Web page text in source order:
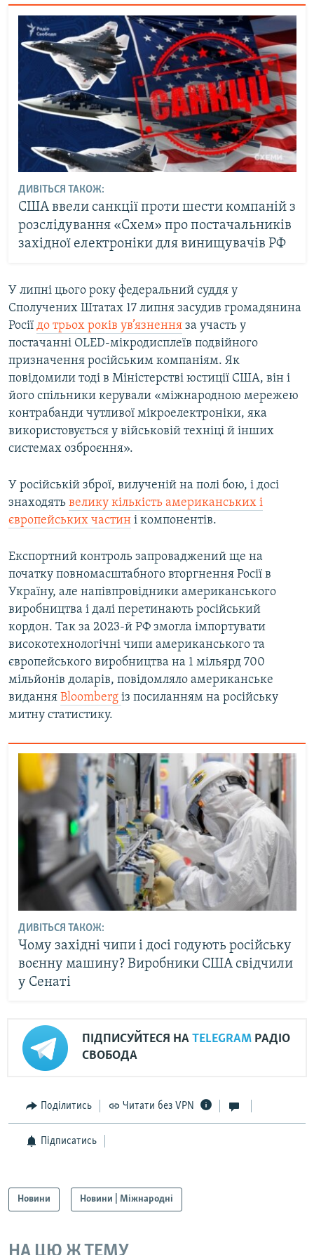
ДИВІТЬСЯ ТАКОЖ:
США ввели санкції проти шести компаній з
розслідування «Схем» про постачальників
західної електроніки для винищувачів РФ
У липні цього року федеральний суддя у
Сполучених Штатах 17 липня засудив громадянина
Росії до трьох років ув’язнення за участь у
постачанні OLED-мікродисплеїв подвійного
призначення російським компаніям. Як
повідомили тоді в Міністерстві юстиції США, він і
його спільники керували «міжнародною мережею
контрабанди чутливої мікроелектроніки, яка
використовується у військовій техніці й інших
системах озброєння».
У російській зброї, вилученій на полі бою, і досі
знаходять велику кількість американських і
європейських частин і компонентів.
Експортний контроль запроваджений ще на
початку повномасштабного вторгнення Росії в
Україну, але напівпровідники американського
виробництва і далі перетинають російський
кордон. Так за 2023-й РФ змогла імпортувати
високотехнологічні чипи американського та
європейського виробництва на 1 мільярд 700
мільйонів доларів, повідомляло американське
видання Bloomberg із посиланням на російську
митну статистику.
ДИВІТЬСЯ ТАКОЖ:
Чому західні чипи і досі годують російську
воєнну машину? Виробники США свідчили
у Сенаті
ПІДПИСУЙТЕСЯ НА TELEGRAM РАДІО
СВОБОДА
Поділитись Читати без VPN
Підписатись
Новини Новини | Міжнародні